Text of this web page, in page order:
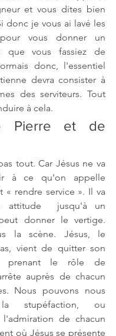
et vous dites bien
donc je vous ai lavé les
vous donner un
que vous fassiez de
donc, l'essentiel
devra consister à
des serviteurs. Tout
à cela.
Pierre et de
tout. Car Jésus ne va
à ce qu'on appelle
rendre service ». Il va
attitude  jusqu'à un
donner le vertige.
la scène. Jésus, le
vient de quitter son
prenant le rôle de
auprès de chacun
Nous pouvons nous
la stupéfaction, ou
de chacun
où Jésus se présente